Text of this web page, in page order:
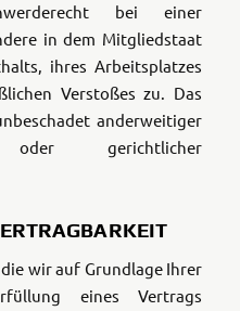
bei einer
in dem Mitgliedstaat
ihres Arbeitsplatzes
Verstoßes zu. Das
anderweitiger
oder gerichtlicher
wir auf Grundlage Ihrer
eines Vertrags